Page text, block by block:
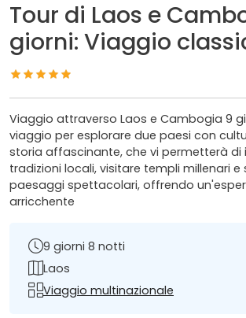
Tour di Laos e
giorni: Viaggio
Viaggio attraverso Laos e Cambogia 9
viaggio per esplorare due paesi con
storia affascinante, che vi permetterà di
tradizioni locali, visitare templi millenari e
paesaggi spettacolari, offrendo
arricchente
9 giorni 8 notti
Laos
Viaggio multinazionale